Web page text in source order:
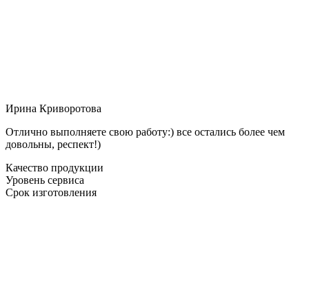
Ирина Криворотова
Отлично выполняете свою работу:) все остались более чем
довольны, респект!)
Качество продукции
Уровень сервиса
Срок изготовления